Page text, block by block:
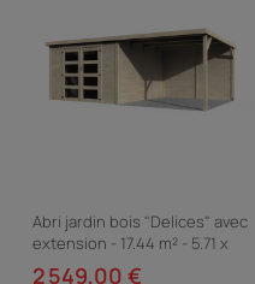
Abri jardin bois "Delices" avec
extension - 17.44 m² - 5.71 x
3.05 x 2.02 m - 28 mm
2 549,00 €